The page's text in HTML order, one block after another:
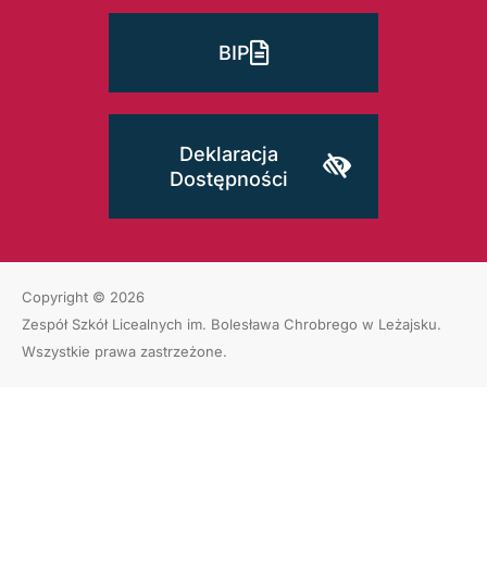
BIP
Deklaracja
Dostępności
Copyright © 2026
Zespół Szkół Licealnych im. Bolesława Chrobrego w Leżajsku.
Wszystkie prawa zastrzeżone.